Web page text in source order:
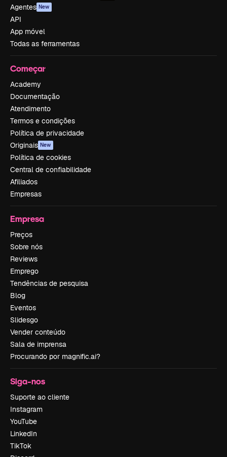
Agentes New
API
App móvel
Todas as ferramentas
Começar
Academy
Documentação
Atendimento
Termos e condições
Política de privacidade
Originais New
Política de cookies
Central de confiabilidade
Afiliados
Empresas
Empresa
Preços
Sobre nós
Reviews
Emprego
Tendências de pesquisa
Blog
Eventos
Slidesgo
Vender conteúdo
Sala de imprensa
Procurando por magnific.ai?
Siga-nos
Suporte ao cliente
Instagram
YouTube
LinkedIn
TikTok